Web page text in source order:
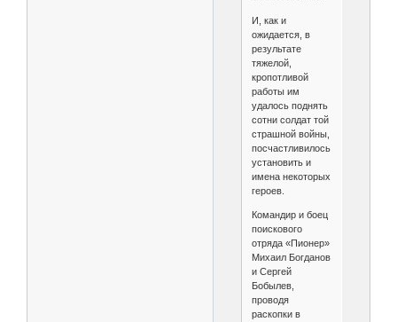
И, как и
ожидается, в
результате
тяжелой,
кропотливой
работы им
удалось поднять
сотни солдат той
страшной войны,
посчастливилось
установить и
имена некоторых
героев.
Командир и боец
поискового
отряда «Пионер»
Михаил Богданов
и Сергей
Бобылев,
проводя
раскопки в